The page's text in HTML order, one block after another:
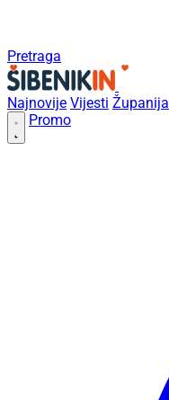
Pretraga
Najnovije Vijesti Županija
Promo